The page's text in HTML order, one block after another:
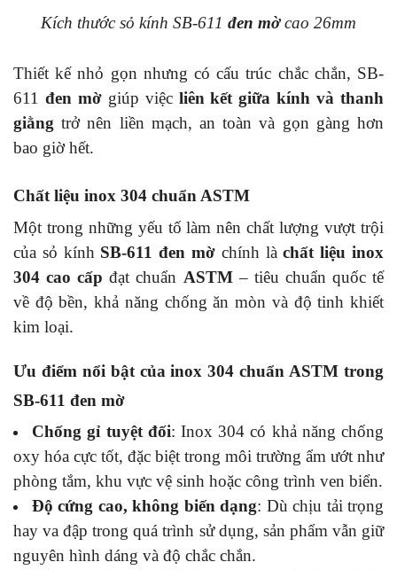
Kích thước sỏ kính SB-611 đen mờcao 26mm
Thiết kế nhỏ gọn nhưng có cấu trúc chắc chắn, SB-
611 đen mờ giúp việc liên kết giữa kính và thanh
giằng trở nên liền mạch, an toàn và gọn gàng hơn
bao giờ hết.
Chất liệu inox 304 chuẩn ASTM
Một trong những yếu tố làm nên chất lượng vượt trội
của sỏ kính SB-611 đen mờ chính làchất liệu inox
304 cao cấp đạt chuẩn ASTM– tiêu chuẩn quốc tế
về độ bền, khả năng chống ăn mòn và độ tinh khiết
kim loại.
Ưu điểm nổi bật của inox 304 chuẩn ASTM trong
SB-611 đen mờ
Chống gỉ tuyệt đối: Inox 304 có khả năng chống
oxy hóa cực tốt, đặc biệt trong môi trường ẩm ướt như
phòng tắm, khu vực vệ sinh hoặc công trình ven biển.
Độ cứng cao, không biến dạng: Dù chịu tải trọng
hay va đập trong quá trình sử dụng, sản phẩm vẫn giữ
nguyên hình dáng và độ chắc chắn.